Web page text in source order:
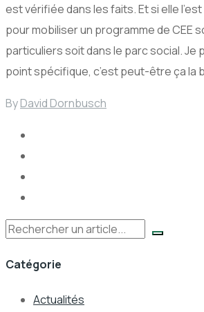
est vérifiée dans les faits. Et si elle
pour mobiliser un programme de CEE
particuliers soit dans le parc social. Je
point spécifique, c’est peut-être ça la
ByDavid Dornbusch
Rechercher
Catégorie
Actualités